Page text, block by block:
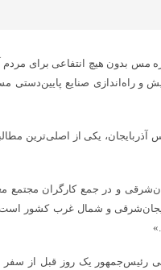
کنستانتره مس بدون هیچ انتفاعی برای
و راه‌اندازی صنایع پایین‌دستی
یکی از اصلی‌‌ترین
اول به آذربایجان‌شرقی و در جمع کارگران
و شمال غرب کشور است
رئیس‌جمهور یک روز قبل از سفر